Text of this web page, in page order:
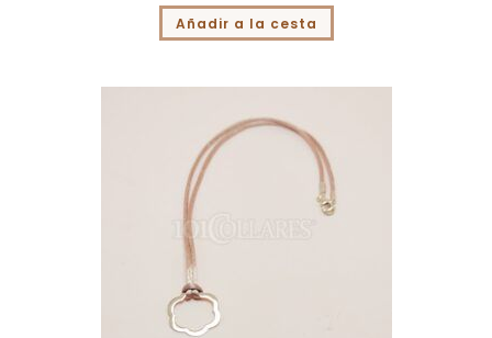
Añadir a la cesta